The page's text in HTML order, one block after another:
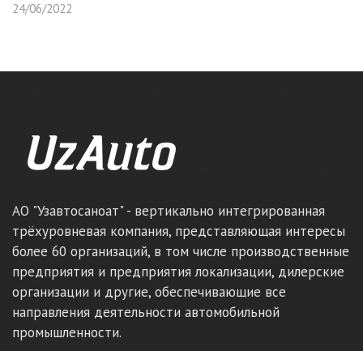
24/06/2022
АО "Узавтосаноат" - вертикально интегрированная
трёхуровневая компания, представляющая интересы
более 60 организаций, в том числе производственные
предприятия и предприятия локализации, дилерские
организации и другие, обеспечивающие все
направления деятельности автомобильной
промышленности.